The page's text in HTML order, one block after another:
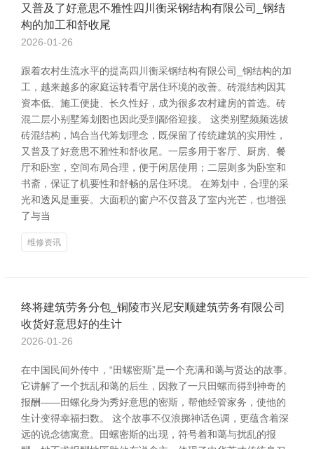
又普及了好意思不雅性四川衡采钢结构有限公司_钢结
构的加工和舒收尾
2026-01-26
跟着农村生流水平的提高四川衡采钢结构有限公司_钢结构的加
工，越来越多的家庭运转看守居住环境的改善。砖混结构因其
资本低、施工便捷、长久性好，成为很多农村建房的首选。砖
混二层小别墅筹划图也因此受到鄙俗迎接。 这类别墅频频选拔
砖混结构，鸠合当代筹划理念，既保留了传统建筑的实用性，
又普及了好意思不雅性和舒收尾。一层多用于客厅、厨房、餐
厅和卧室，空间布局合理，便于闲居使用；二层则多为卧室和
书斋，保证了机要性和舒畅的居住环境。 在筹划中，合理的采
光和透风是重要。大面积的窗户不仅普及了室内光芒，也增强
了与当
维修资讯
终将建筑劳务分包_铜陵市兴尼安顺建筑劳务有限公司
收货好意思好的生计
2026-01-26
在中国民间外传中，“田螺密斯”是一个充满和蔼与贤达的故事。
它讲解了一个扰乱和蔼的后生，因救了一只田螺而得到神奇的
报酬——田螺化身为秀好意思的密斯，帮他经管家务，使他的
生计变得幸福扫数。 这个故事不仅浪掷神话色调，更蕴含着深
远的说念德寓意。田螺密斯的出现，符号着和蔼与扰乱的报